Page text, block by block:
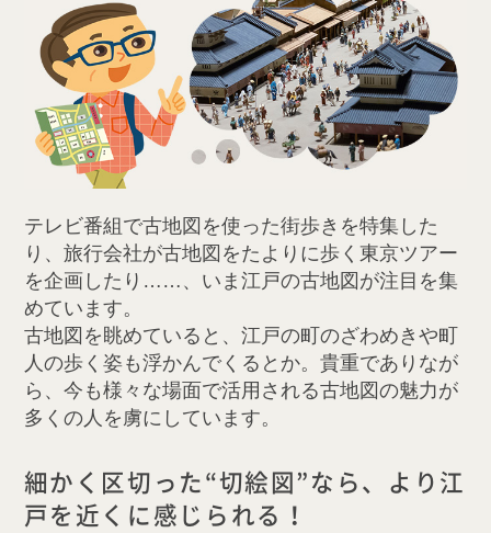
テレビ番組で古地図を使った街歩きを特集した
り、旅行会社が古地図をたよりに歩く東京ツアー
を企画したり……、いま江戸の古地図が注目を集
めています。
古地図を眺めていると、江戸の町のざわめきや町
人の歩く姿も浮かんでくるとか。貴重でありなが
ら、今も様々な場面で活用される古地図の魅力が
多くの人を虜にしています。
細かく区切った“切絵図”なら、より江
戸を近くに感じられる！